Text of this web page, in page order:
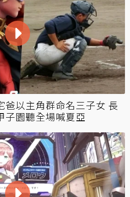
爸以主角群命名三子女 長
子園聽全場喊夏亞